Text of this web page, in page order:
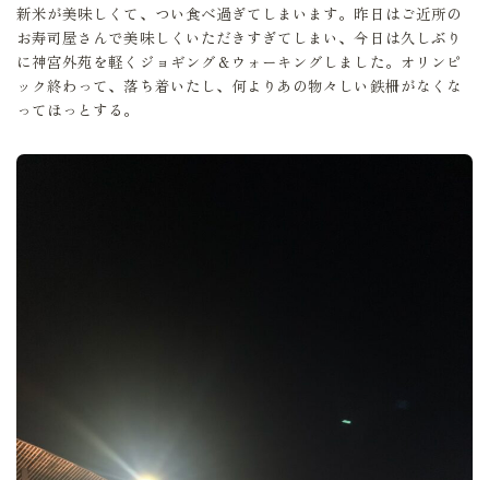
新米が美味しくて、つい食べ過ぎてしまいます。昨日はご近所の
お寿司屋さんで美味しくいただきすぎてしまい、今日は久しぶり
に神宮外苑を軽くジョギング＆ウォーキングしました。オリンピ
ック終わって、落ち着いたし、何よりあの物々しい鉄柵がなくな
ってほっとする。